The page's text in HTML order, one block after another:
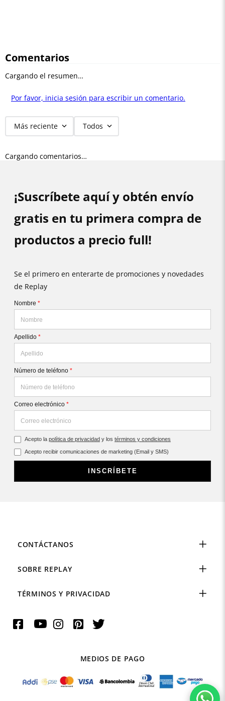
Comentarios
Cargando el resumen…
Por favor, inicia sesión para escribir un comentario.
Más reciente Todos
Cargando comentarios…
¡Suscríbete aquí y obtén envío
gratis en tu primera compra de
productos a precio full!
Se el primero en enterarte de promociones y novedades
de Replay
Nombre *
Apellido *
Número de teléfono *
Correo electrónico *
Acepto la política de privacidad y los términos y condiciones
Acepto recibir comunicaciones de marketing (Email y SMS)
INSCRÍBETE
CONTÁCTANOS
SOBRE REPLAY
TÉRMINOS Y PRIVACIDAD
MEDIOS DE PAGO